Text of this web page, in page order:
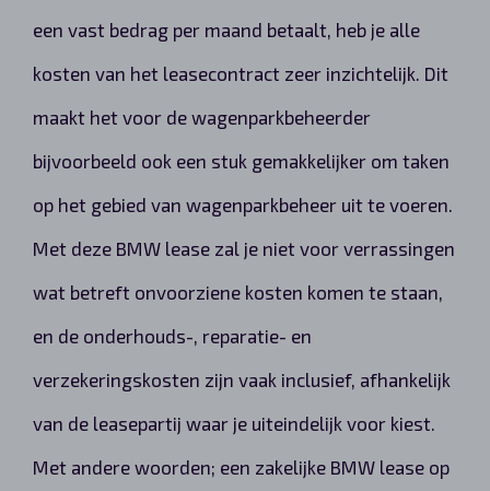
een vast bedrag per maand betaalt, heb je alle
kosten van het leasecontract zeer inzichtelijk. Dit
maakt het voor de wagenparkbeheerder
bijvoorbeeld ook een stuk gemakkelijker om taken
op het gebied van wagenparkbeheer uit te voeren.
Met deze BMW lease zal je niet voor verrassingen
wat betreft onvoorziene kosten komen te staan,
en de onderhouds-, reparatie- en
verzekeringskosten zijn vaak inclusief, afhankelijk
van de leasepartij waar je uiteindelijk voor kiest.
Met andere woorden; een zakelijke BMW lease op